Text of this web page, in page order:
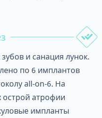
и санация лунок.
по 6 имплантов
all-on-6. На
острой атрофии
импланты